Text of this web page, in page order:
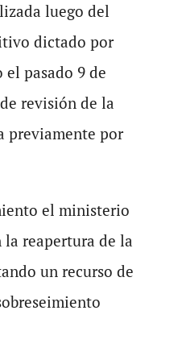
luego del
dictado por
pasado 9 de
revisión de la
previamente por
el ministerio
reapertura de la
un recurso de